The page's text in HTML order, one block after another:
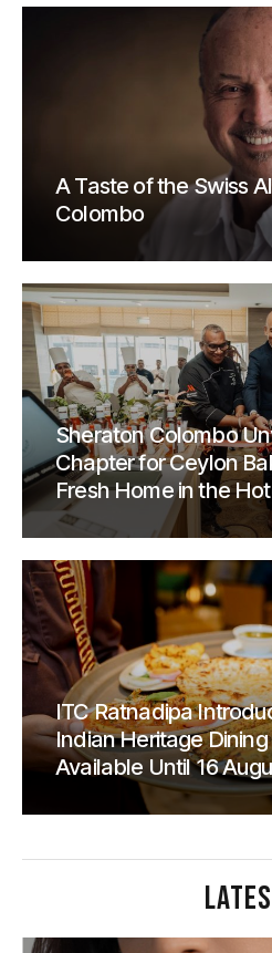
A Taste of the Swiss
Colombo
Sheraton Colombo
Chapter for Ceylon
Fresh Home in the
ITC Ratnadipa
Indian Heritage
Available Until 16